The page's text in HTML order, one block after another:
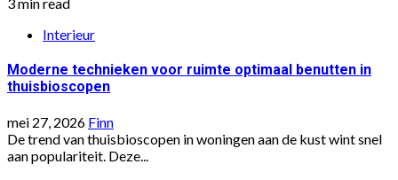
Interieur
Moderne technieken voor ruimte optimaal benutten in
thuisbioscopen
mei 27, 2026 Finn
De trend van thuisbioscopen in woningen aan de kust wint snel
aan populariteit. Deze...